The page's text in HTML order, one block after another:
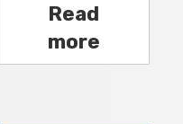
Read
more